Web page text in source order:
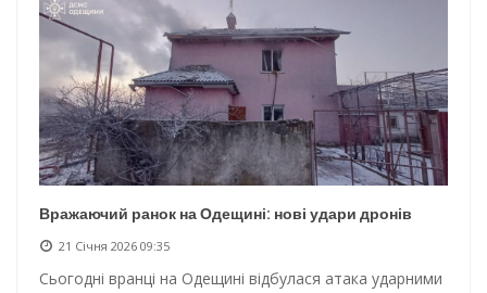
Вражаючий ранок на Одещині: нові удари дронів
21 Січня 2026 09:35
Сьогодні вранці на Одещині відбулася атака ударними